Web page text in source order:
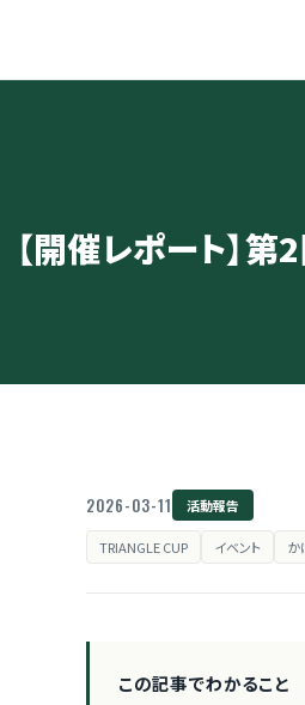
【開催レポート】
2026-03-11 活動報告
TRIANGLE CUP イベント か
この記事でわかること